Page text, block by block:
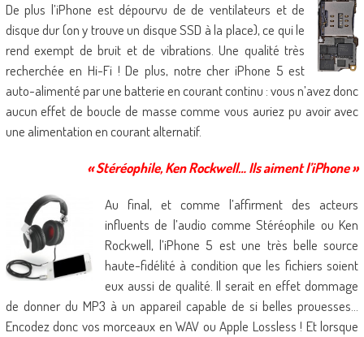
De plus l’iPhone est dépourvu de de ventilateurs et de
disque dur (on y trouve un disque SSD à la place), ce qui le
rend exempt de bruit et de vibrations. Une qualité très
recherchée en Hi-Fi ! De plus, notre cher iPhone 5 est
auto-alimenté par une batterie en courant continu : vous n’avez donc
aucun effet de boucle de masse comme vous auriez pu avoir avec
une alimentation en courant alternatif.
« Stéréophile, Ken Rockwell… Ils aiment l’iPhone »
Au final, et comme l’affirment des acteurs
influents de l’audio comme Stéréophile ou Ken
Rockwell, l’iPhone 5 est une très belle source
haute-fidélité à condition que les fichiers soient
eux aussi de qualité. Il serait en effet dommage
de donner du MP3 à un appareil capable de si belles prouesses…
Encodez donc vos morceaux en WAV ou Apple Lossless ! Et lorsque